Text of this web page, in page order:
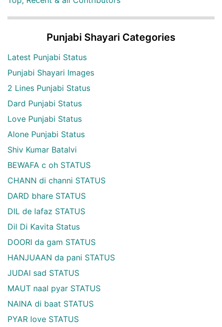
Punjabi Shayari Categories
Latest Punjabi Status
Punjabi Shayari Images
2 Lines Punjabi Status
Dard Punjabi Status
Love Punjabi Status
Alone Punjabi Status
Shiv Kumar Batalvi
BEWAFA c oh STATUS
CHANN di channi STATUS
DARD bhare STATUS
DIL de lafaz STATUS
Dil Di Kavita Status
DOORI da gam STATUS
HANJUAAN da pani STATUS
JUDAI sad STATUS
MAUT naal pyar STATUS
NAINA di baat STATUS
PYAR love STATUS